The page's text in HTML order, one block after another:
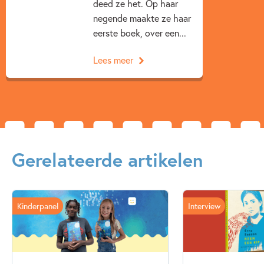
deed ze het. Op haar
negende maakte ze haar
eerste boek, over een...
Lees meer
Gerelateerde artikelen
Kinderpanel Interview